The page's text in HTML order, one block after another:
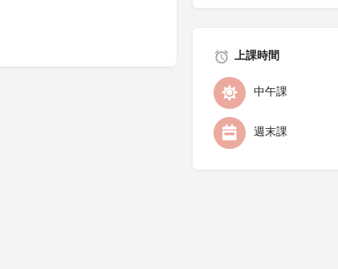
上課時間
中午課
週末課